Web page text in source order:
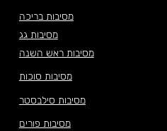
מסיבות בריכה
מסיבות גג
מסיבות ראש השנה
מסיבות סוכות
מסיבות סילבסטר
מסיבות פורים